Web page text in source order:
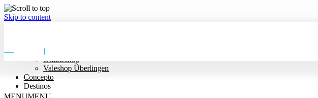
Skip to content
MENUMENU
|
Onlineshop
Valeshop Überlingen
Concepto
Destinos